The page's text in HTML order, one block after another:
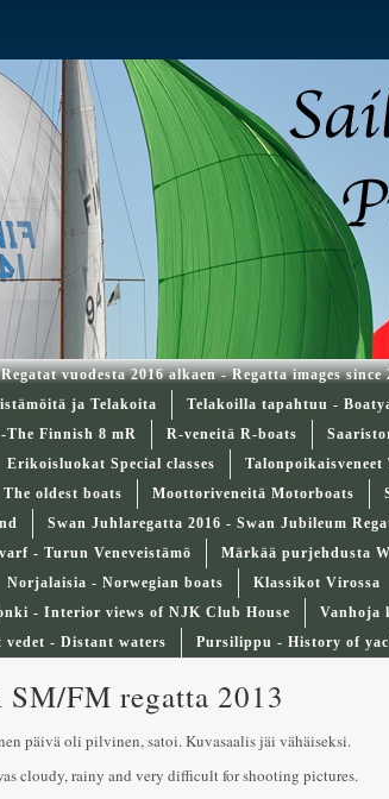
Regatat vuodesta 2016 alkaen - Regatta images since
ja Telakoita Telakoilla tapahtuu -
The Finnish 8 mR R-veneitä R-boats
Erikoisluokat Special classes
oldest boats Moottoriveneitä Motorboats
Swan Juhlaregatta 2016 - Swan Jubileum
- Turun Veneveistämö Märkää purjehdusta
Norjalaisia - Norwegian boats Klassikot Virossa
- Interior views of NJK Club House
Vanhoja
vedet - Distant waters Pursilippu - History of
SM/FM regatta 2013
päivä oli pilvinen, satoi. Kuvasaalis jäi vähäiseksi.
cloudy, rainy and very difficult for shooting pictures.